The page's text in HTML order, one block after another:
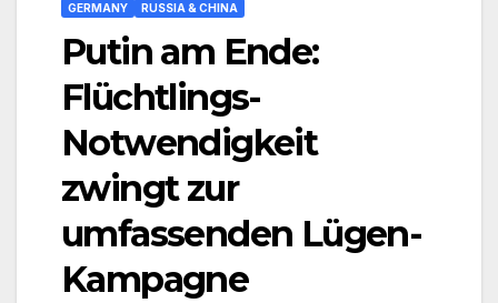
GERMANY
RUSSIA & CHINA
Putin am Ende:
Flüchtlings-
Notwendigkeit
zwingt zur
umfassenden Lügen-
Kampagne